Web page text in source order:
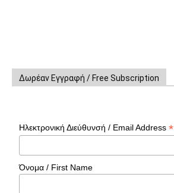
Δωρέαν Εγγραφή / Free Subscription
Ηλεκτρονική Διεύθυνσή / Email Address*
Όνομα / First Name